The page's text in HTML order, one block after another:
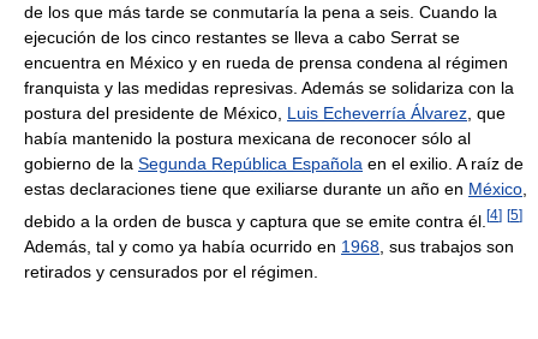
de los que más tarde se conmutaría la pena a seis. Cuando la
ejecución de los cinco restantes se lleva a cabo Serrat se
encuentra en México y en rueda de prensa condena al régimen
franquista y las medidas represivas. Además se solidariza con la
postura del presidente de México, Luis Echeverría Álvarez, que
había mantenido la postura mexicana de reconocer sólo al
gobierno de la Segunda República Española en el exilio. A raíz de
estas declaraciones tiene que exiliarse durante un año en México,
debido a la orden de busca y captura que se emite contra él. [4] [5]
Además, tal y como ya había ocurrido en 1968 , sus trabajos son
retirados y censurados por el régimen.